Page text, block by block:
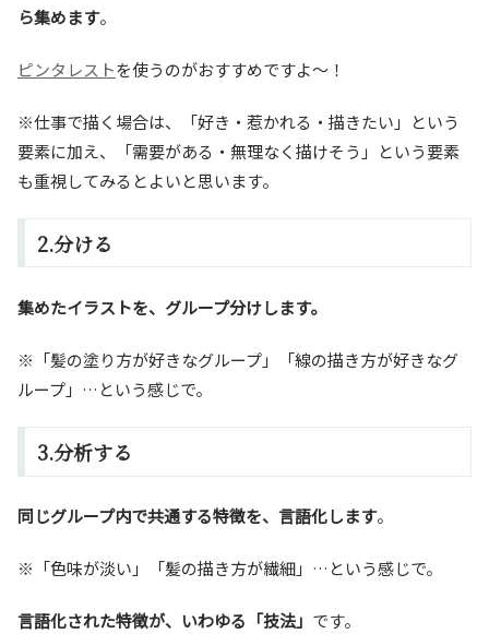
ら集めます。
ピンタレストを使うのがおすすめですよ～！
※仕事で描く場合は、「好き・惹かれる・描きたい」という
要素に加え、「需要がある・無理なく描けそう」という要素
も重視してみるとよいと思います。
2.分ける
集めたイラストを、グループ分けします。
※「髪の塗り方が好きなグループ」「線の描き方が好きなグ
ループ」…という感じで。
3.分析する
同じグループ内で共通する特徴を、言語化します。
※「色味が淡い」「髪の描き方が繊細」…という感じで。
言語化された特徴が、いわゆる「技法」 です。